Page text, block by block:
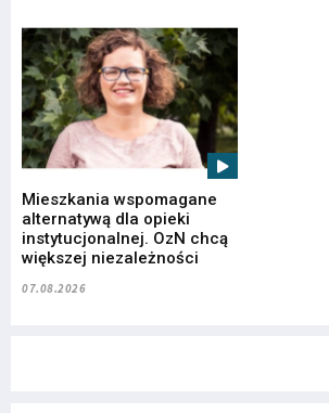
Mieszkania wspomagane
alternatywą dla opieki
instytucjonalnej. OzN chcą
większej niezależności
07.08.2026